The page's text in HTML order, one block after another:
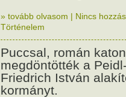
» tovább olvasom | Nincs
Történelem
Puccsal, román
megdöntötték a
Friedrich István
kormányt.